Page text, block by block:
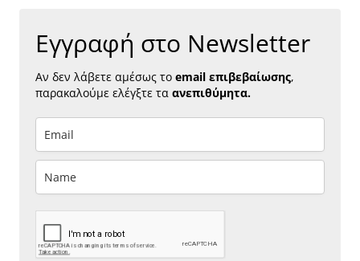
Εγγραφή στο Newsletter
Αν δεν λάβετε αμέσως το email επιβεβαίωσης,
παρακαλούμε ελέγξτε τα ανεπιθύμητα.